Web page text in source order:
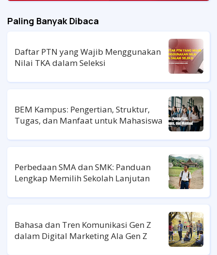
Paling Banyak Dibaca
Daftar PTN yang Wajib Menggunakan
Nilai TKA dalam Seleksi
BEM Kampus: Pengertian, Struktur,
Tugas, dan Manfaat untuk Mahasiswa
Perbedaan SMA dan SMK: Panduan
Lengkap Memilih Sekolah Lanjutan
Bahasa dan Tren Komunikasi Gen Z
dalam Digital Marketing Ala Gen Z